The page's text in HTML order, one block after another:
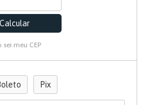
Calcular
sei meu CEP
Pix